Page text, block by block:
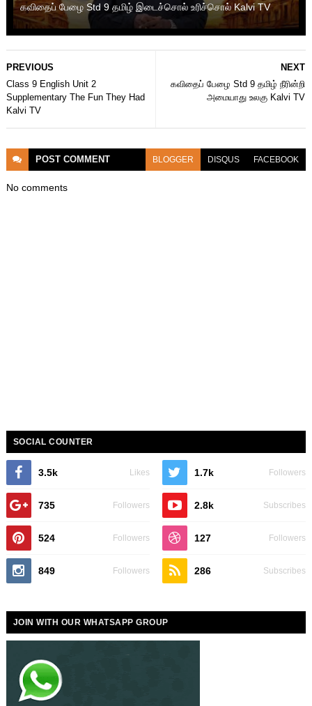
கவிதைப் பேழை Std 9 தமிழ் இடைச்சொல் உரிச்சொல் Kalvi TV
NEXT
கவிதைப் பேழை Std 9 தமிழ் நீரின்றி
அமையாது உலகு Kalvi TV
PREVIOUS
Class 9 English Unit 2
Supplementary The Fun They Had
Kalvi TV
POST COMMENT BLOGGER DISQUS FACEBOOK
No comments
SOCIAL COUNTER
3.5k Likes 1.7k Followers
735 Followers 2.8k Subscribes
524 Followers 127 Followers
849 Followers 286 Subscribes
JOIN WITH OUR WHATSAPP GROUP